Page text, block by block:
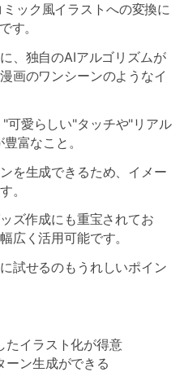
ック風イラストへの変換に
す。
、独自のAIアルゴリズムが
画のワンシーンのようなイ
可愛らしい"タッチや"リアル
富なこと。
を生成できるため、イメー
。
ズ作成にも重宝されてお
広く活用可能です。
試せるのもうれしいポイン
たイラスト化が得意
ーン生成ができる